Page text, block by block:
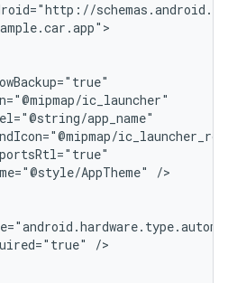
AppTheme"
/>
/>